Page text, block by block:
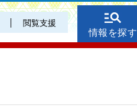
閲覧支援
情報を探す